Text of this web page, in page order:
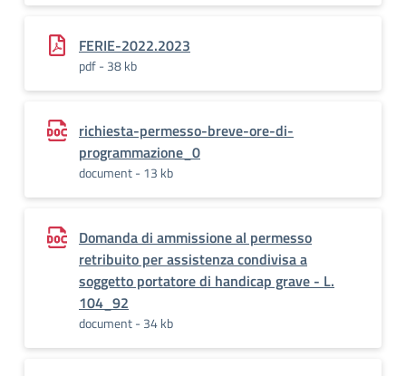
FERIE-2022.2023
pdf - 38 kb
richiesta-permesso-breve-ore-di-
programmazione_0
document - 13 kb
Domanda di ammissione al permesso
retribuito per assistenza condivisa a
soggetto portatore di handicap grave - L.
104_92
document - 34 kb